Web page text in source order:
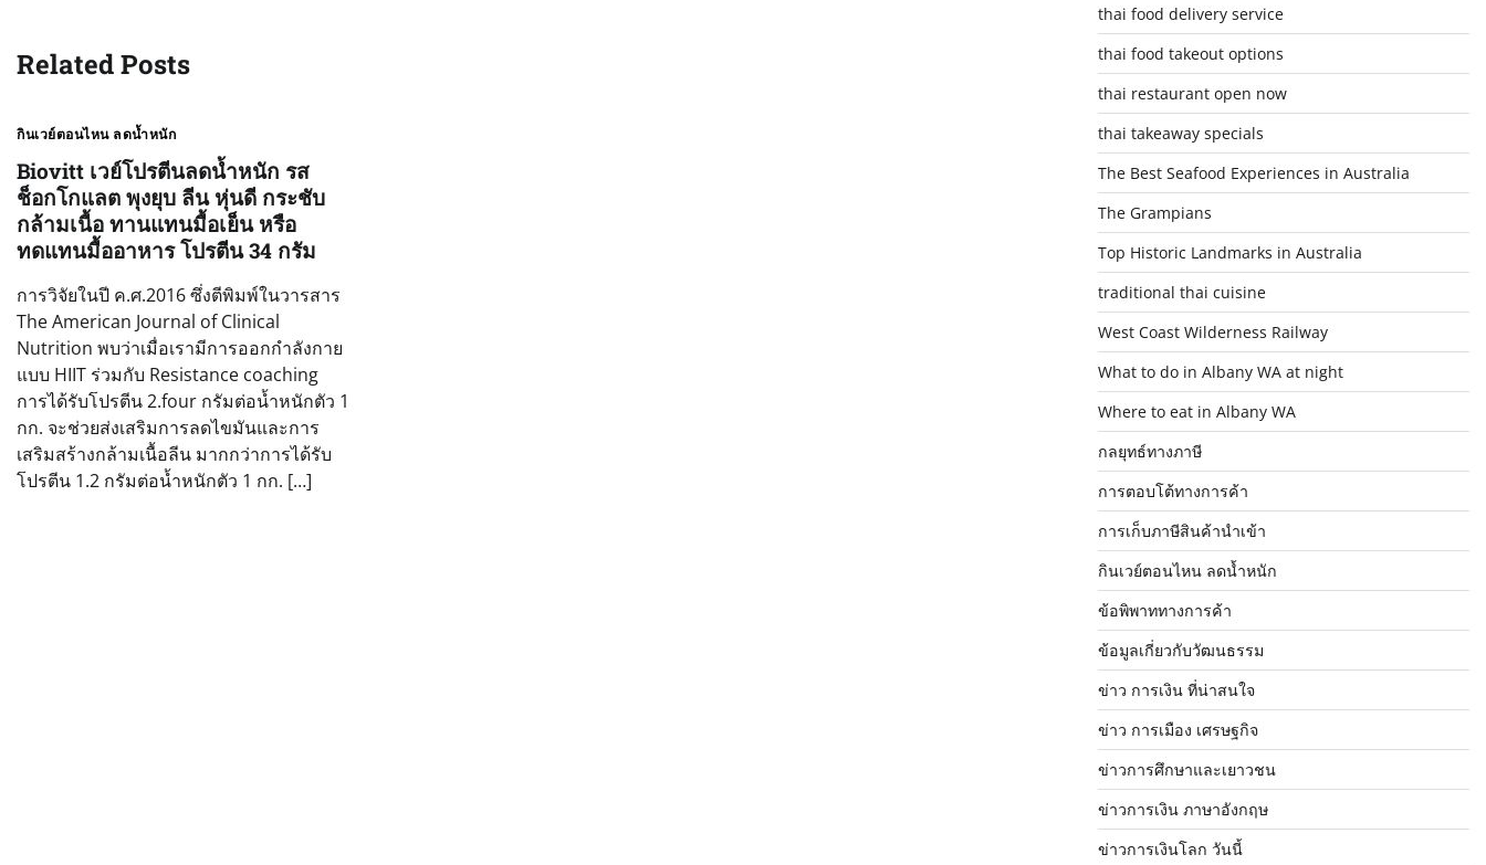
Related Posts
กินเวย์ตอนไหน ลดน้ำหนัก
Biovitt เวย์โปรตีนลดน้ำหนัก รส
ช็อกโกแลต พุงยุบ ลีน หุ่นดี กระชับ
กล้ามเนื้อ ทานแทนมื้อเย็น หรือ
ทดแทนมื้ออาหาร โปรตีน 34 กรัม
การวิจัยในปี ค.ศ.2016 ซึ่งตีพิมพ์ในวารสาร
The American Journal of Clinical
Nutrition พบว่าเมื่อเรามีการออกกำลังกาย
แบบ HIIT ร่วมกับ Resistance coaching
การได้รับโปรตีน 2.four กรัมต่อน้ำหนักตัว 1
กก. จะช่วยส่งเสริมการลดไขมันและการ
เสริมสร้างกล้ามเนื้อลีน มากกว่าการได้รับ
โปรตีน 1.2 กรัมต่อน้ำหนักตัว 1 กก. […]
thai food delivery service
thai food takeout options
thai restaurant open now
thai takeaway specials
The Best Seafood Experiences in Australia
The Grampians
Top Historic Landmarks in Australia
traditional thai cuisine
West Coast Wilderness Railway
What to do in Albany WA at night
Where to eat in Albany WA
กลยุทธ์ทางภาษี
การตอบโต้ทางการค้า
การเก็บภาษีสินค้านำเข้า
กินเวย์ตอนไหน ลดน้ำหนัก
ข้อพิพาททางการค้า
ข้อมูลเกี่ยวกับวัฒนธรรม
ข่าว การเงิน ที่น่าสนใจ
ข่าว การเมือง เศรษฐกิจ
ข่าวการศึกษาและเยาวชน
ข่าวการเงิน ภาษาอังกฤษ
ข่าวการเงินโลก วันนี้